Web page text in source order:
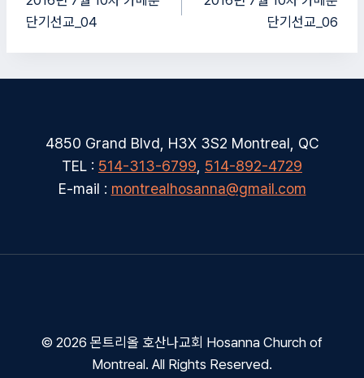
색
단기선교_04
단기선교_06
4850 Grand Blvd, H3X 3S2 Montreal, QC
TEL : 514-313-6799 514-892-4729
E-mail : montrealhosanna@gmail.com
© 2026 몬트리올 호산나교회 Hosanna Church of
Montreal. All Rights Reserved.